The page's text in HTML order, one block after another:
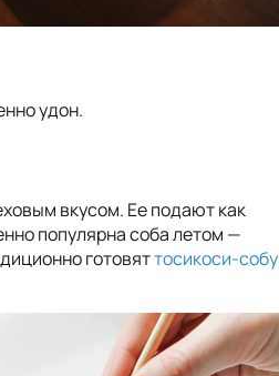
удон.
вкусом. Ее подают как
популярна соба летом —
готовяттосикоси-собу